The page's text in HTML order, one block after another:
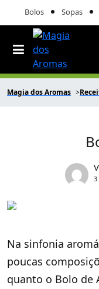
Bolos Sopas
Magia dos Aromas
3
Na sinfonia
poucas
quanto o Bolo de